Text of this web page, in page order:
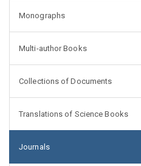
Monographs
Multi-author Books
Collections of Documents
Translations of Science Books
Journals